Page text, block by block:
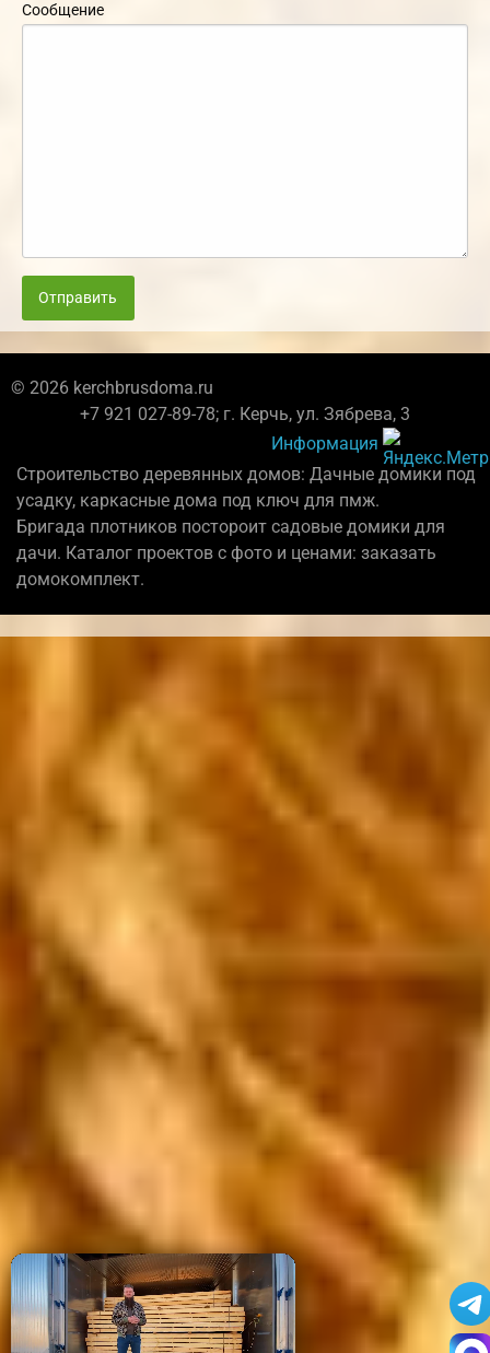
Сообщение
Отправить
© 2026 kerchbrusdoma.ru
+7 921 027-89-78; г. Керчь, ул. Зябрева, 3
Информация
Строительство деревянных домов: Дачные домики под
усадку, каркасные дома под ключ для пмж.
Бригада плотников постороит садовые домики для
дачи. Каталог проектов с фото и ценами: заказать
домокомплект.